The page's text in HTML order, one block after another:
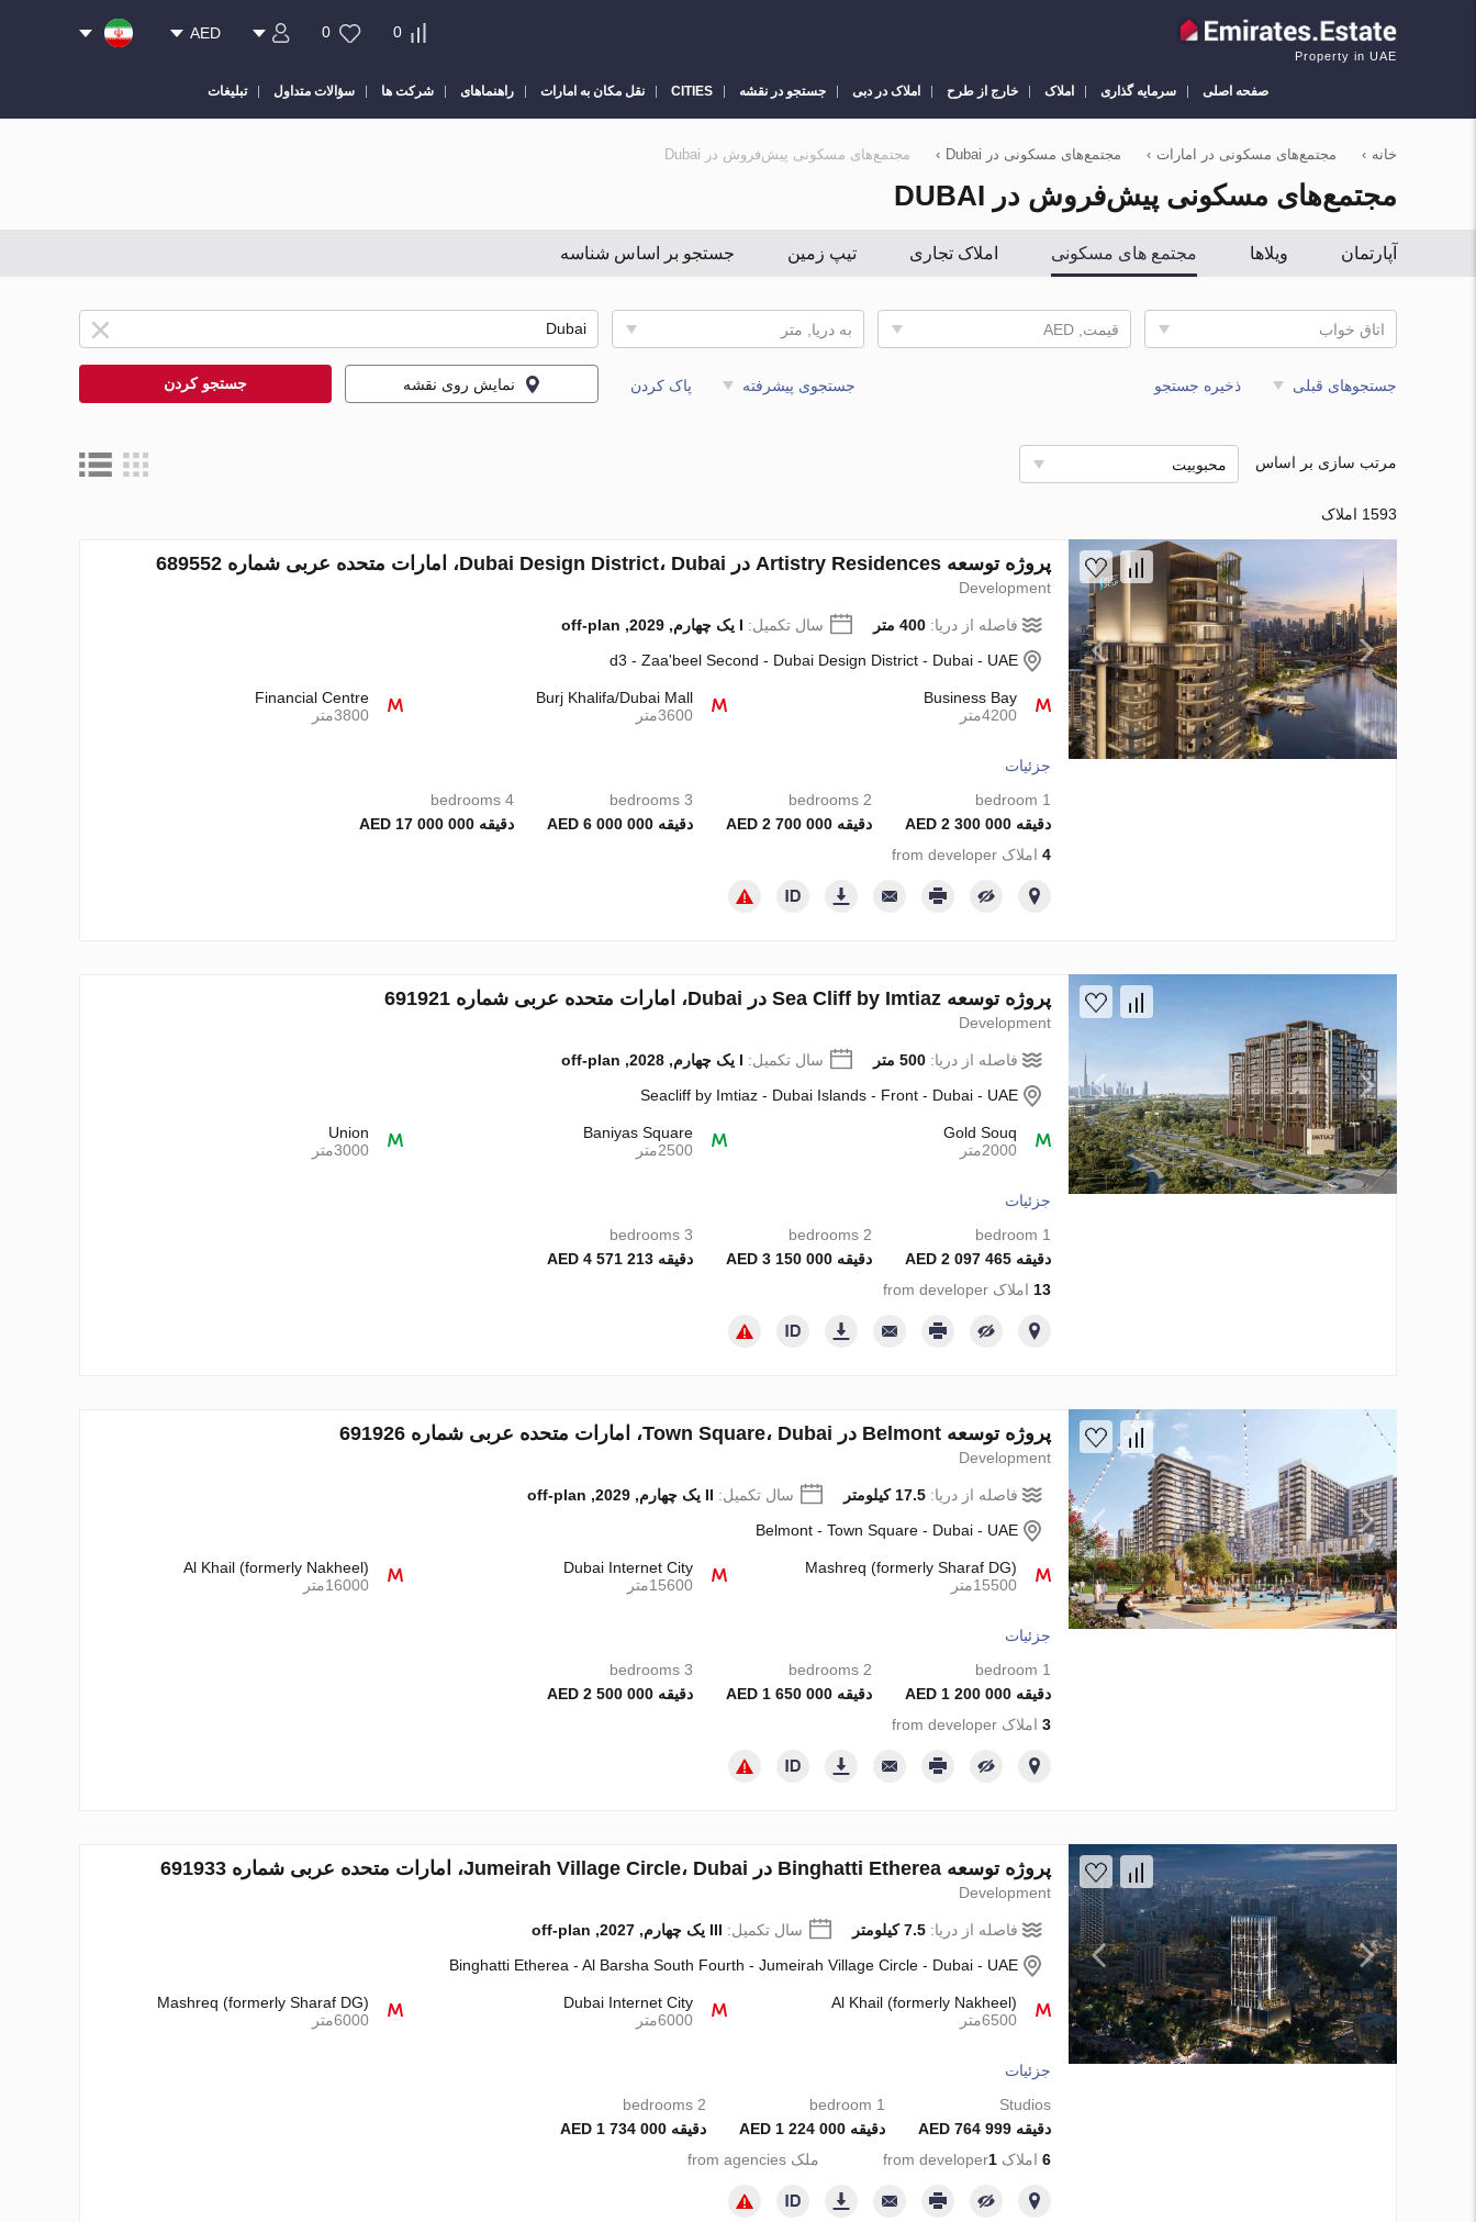
Property in UAE
0
0
AED
صفحه اصلی سرمایه گذاری املاک خارج از طرح املاک در دبی جستجو در نقشه CITIES نقل مکان به امارات راهنماهای شرکت ها سؤالات متداول تبلیغات
خانه › مجتمع‌های مسکونی در امارات › مجتمع‌های مسکونی در Dubai › مجتمع‌های مسکونی پیش‌فروش در Dubai
مجتمع‌های مسکونی پیش‌فروش در DUBAI
آپارتمان ویلاها مجتمع های مسکونی املاک تجاری تیپ زمین جستجو بر اساس شناسه
اتاق خواب قیمت, AED به دریا, متر
جستجوهای قبلی ذخیره جستجو جستجوی پیشرفته پاک کردن نمایش روی نقشه جستجو کردن
مرتب سازی بر اساس محبوبیت
1593 املاک
پروژه توسعه Artistry Residences در Dubai Design District، Dubai، امارات متحده عربی شماره 689552
Development
فاصله از دریا:400 متر سال تکمیل: I یک چهارم, 2029, off-plan
d3 - Zaa'beel Second - Dubai Design District - Dubai - UAE
Business Bay
4200متر
Burj Khalifa/Dubai Mall
3600متر
Financial Centre
3800متر
جزئیات
1 bedroom
دقیقه 2 300 000 AED
2 bedrooms
دقیقه 2 700 000 AED
3 bedrooms
دقیقه 6 000 000 AED
4 bedrooms
دقیقه 17 000 000 AED
4 املاک from developer
پروژه توسعه Sea Cliff by Imtiaz در Dubai، امارات متحده عربی شماره 691921
Development
فاصله از دریا:500 متر سال تکمیل: I یک چهارم, 2028, off-plan
Seacliff by Imtiaz - Dubai Islands - Front - Dubai - UAE
Gold Souq
2000متر
Baniyas Square
2500متر
Union
3000متر
جزئیات
1 bedroom
دقیقه 2 097 465 AED
2 bedrooms
دقیقه 3 150 000 AED
3 bedrooms
دقیقه 4 571 213 AED
13 املاک from developer
پروژه توسعه Belmont در Town Square، Dubai، امارات متحده عربی شماره 691926
Development
فاصله از دریا:17.5 کیلومتر سال تکمیل: II یک چهارم, 2029, off-plan
Belmont - Town Square - Dubai - UAE
Mashreq (formerly Sharaf DG)
15500متر
Dubai Internet City
15600متر
Al Khail (formerly Nakheel)
16000متر
جزئیات
1 bedroom
دقیقه 1 200 000 AED
2 bedrooms
دقیقه 1 650 000 AED
3 bedrooms
دقیقه 2 500 000 AED
3 املاک from developer
پروژه توسعه Binghatti Etherea در Jumeirah Village Circle، Dubai، امارات متحده عربی شماره 691933
Development
فاصله از دریا:7.5 کیلومتر سال تکمیل: III یک چهارم, 2027, off-plan
Binghatti Etherea - Al Barsha South Fourth - Jumeirah Village Circle - Dubai - UAE
Al Khail (formerly Nakheel)
6500متر
Dubai Internet City
6000متر
Mashreq (formerly Sharaf DG)
6000متر
جزئیات
Studios
دقیقه 764 999 AED
1 bedroom
دقیقه 1 224 000 AED
2 bedrooms
دقیقه 1 734 000 AED
6 املاک from developer1 ملک from agencies